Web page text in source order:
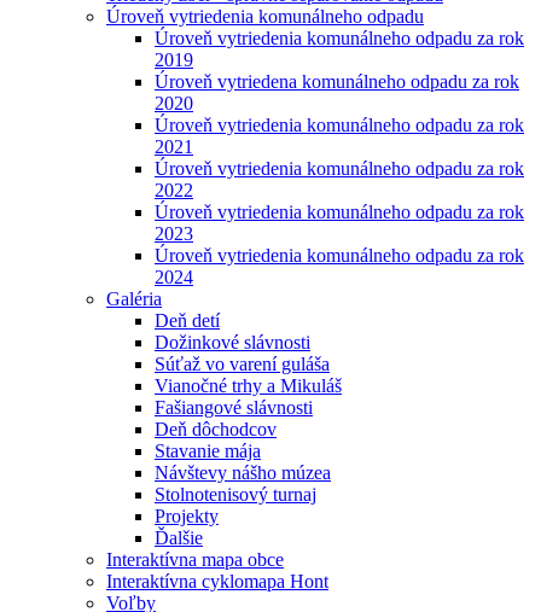
Úroveň vytriedenia komunálneho odpadu
Úroveň vytriedenia komunálneho odpadu za rok
2019
Úroveň vytriedena komunálneho odpadu za rok
2020
Úroveň vytriedenia komunálneho odpadu za rok
2021
Úroveň vytriedenia komunálneho odpadu za rok
2022
Úroveň vytriedenia komunálneho odpadu za rok
2023
Úroveň vytriedenia komunálneho odpadu za rok
2024
Galéria
Deň detí
Dožinkové slávnosti
Súťaž vo varení guláša
Vianočné trhy a Mikuláš
Fašiangové slávnosti
Deň dôchodcov
Stavanie mája
Návštevy nášho múzea
Stolnotenisový turnaj
Projekty
Ďalšie
Interaktívna mapa obce
Interaktívna cyklomapa Hont
Voľby